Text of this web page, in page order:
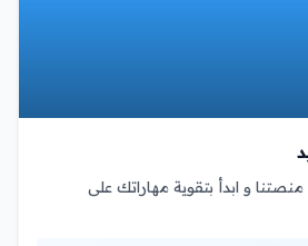
و ابدأ بتقوية مهاراتك على